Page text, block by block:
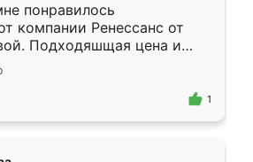
понравилось
компании Ренессанс от
Подходяшщая цена и
изготовления. Приехавший
Владислав
эскизу самый
1